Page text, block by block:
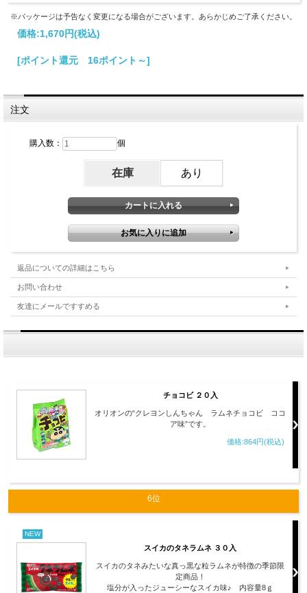
※パッケージは予告なく変更になる場合がございます。あらかじめご了承ください。
価格:1,670円(税込)
[ポイント還元 16ポイント～]
注文
購入数： 個
在庫 あり
返品についての詳細はこちら
お問い合わせ
友達にメールですすめる
チョコビ ２０入
オリオンの“クレヨンしんちゃん ラムネチョコビ ココ
ア味”です。
価格:864円(税込)
6位
NEW
スイカのタネラムネ ３０入
スイカのタネみたいな真っ黒な粒ラムネが特徴の季節限
定商品！
塩分が入ったジューシーなスイカ味♪ 内容量8ｇ